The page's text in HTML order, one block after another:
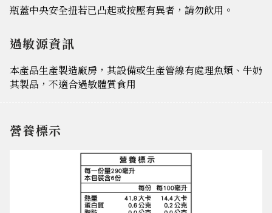
瓶蓋中央安全扭若已凸起或按壓有異者，請勿飲用。
過敏源資訊
本產品生產製造廠房，其設備或生產管線有處理魚類、牛奶
其製品，不適合過敏體質食用
營養標示